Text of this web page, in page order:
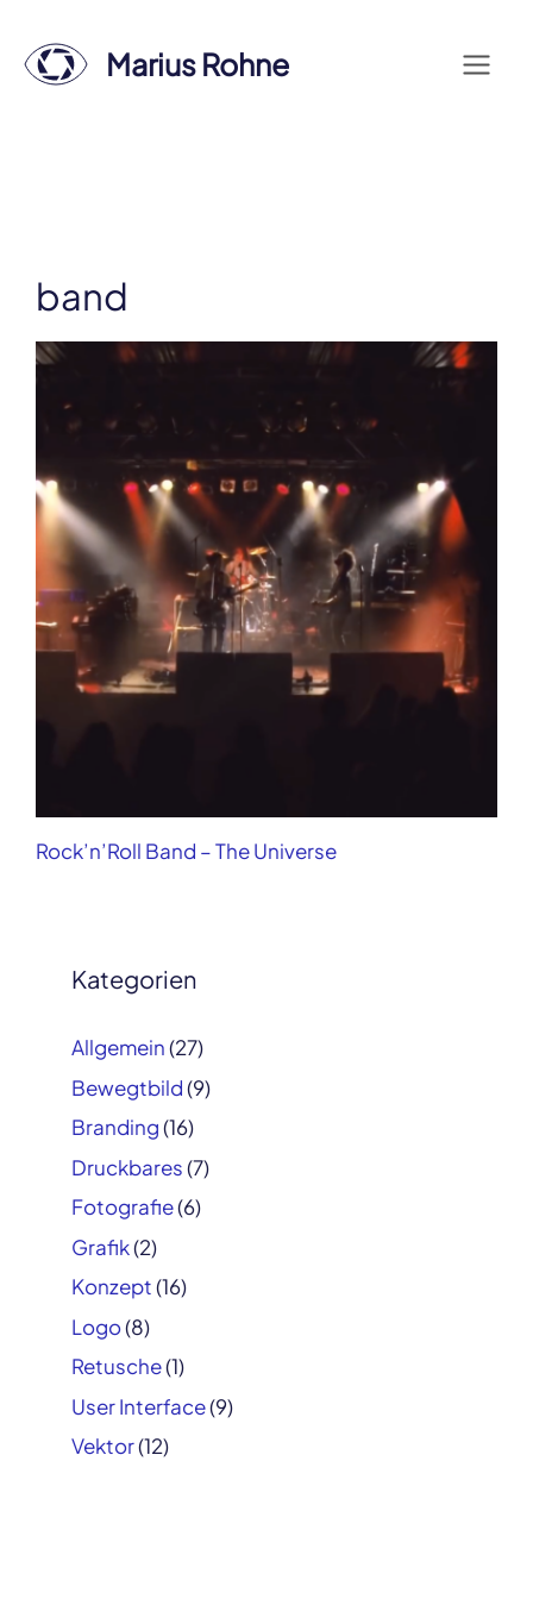
Inhalt
springen
Marius Rohne Menü
band
Rock’n’Roll Band – The Universe
Kategorien
Allgemein(27)
Bewegtbild(9)
Branding(16)
Druckbares(7)
Fotografie(6)
Grafik(2)
Konzept(16)
Logo(8)
Retusche(1)
User Interface(9)
Vektor(12)